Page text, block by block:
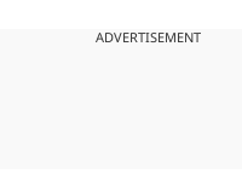
ADVERTISEMENT